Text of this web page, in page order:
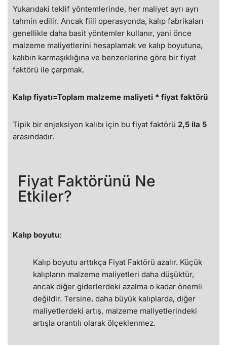
Yukarıdaki teklif yöntemlerinde, her maliyet ayrı ayrı
tahmin edilir. Ancak fiili operasyonda, kalıp fabrikaları
genellikle daha basit yöntemler kullanır, yani önce
malzeme maliyetlerini hesaplamak ve kalıp boyutuna,
kalıbın karmaşıklığına ve benzerlerine göre bir fiyat
faktörü ile çarpmak.
Kalıp fiyatı=Toplam malzeme maliyeti * fiyat faktörü
Tipik bir enjeksiyon kalıbı için bu fiyat faktörü 2,5 ila 5
arasındadır.
Fiyat Faktörünü Ne
Etkiler?
Kalıp boyutu:
Kalıp boyutu arttıkça Fiyat Faktörü azalır. Küçük
kalıpların malzeme maliyetleri daha düşüktür,
ancak diğer giderlerdeki azalma o kadar önemli
değildir. Tersine, daha büyük kalıplarda, diğer
maliyetlerdeki artış, malzeme maliyetlerindeki
artışla orantılı olarak ölçeklenmez.